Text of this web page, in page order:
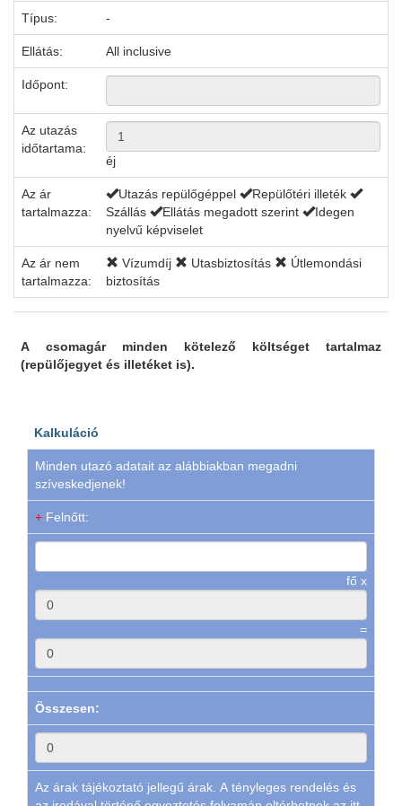
Típus: -
Ellátás: All inclusive
Időpont:
Az utazás
időtartama:
éj
Az ár
tartalmazza:
Utazás repülőgéppel
Repülőtéri illeték
Szállás
Ellátás megadott szerint
Idegen
nyelvű képviselet
Az ár nem
tartalmazza:
Vízumdíj Utasbiztosítás
Útlemondási
biztosítás
A csomagár minden kötelező költséget tartalmaz
(repülőjegyet és illetéket is).
Kalkuláció
Minden utazó adatait az alábbiakban megadni
szíveskedjenek!
+ Felnőtt:
fő x
=
Összesen:
Az árak tájékoztató jellegű árak. A tényleges rendelés és